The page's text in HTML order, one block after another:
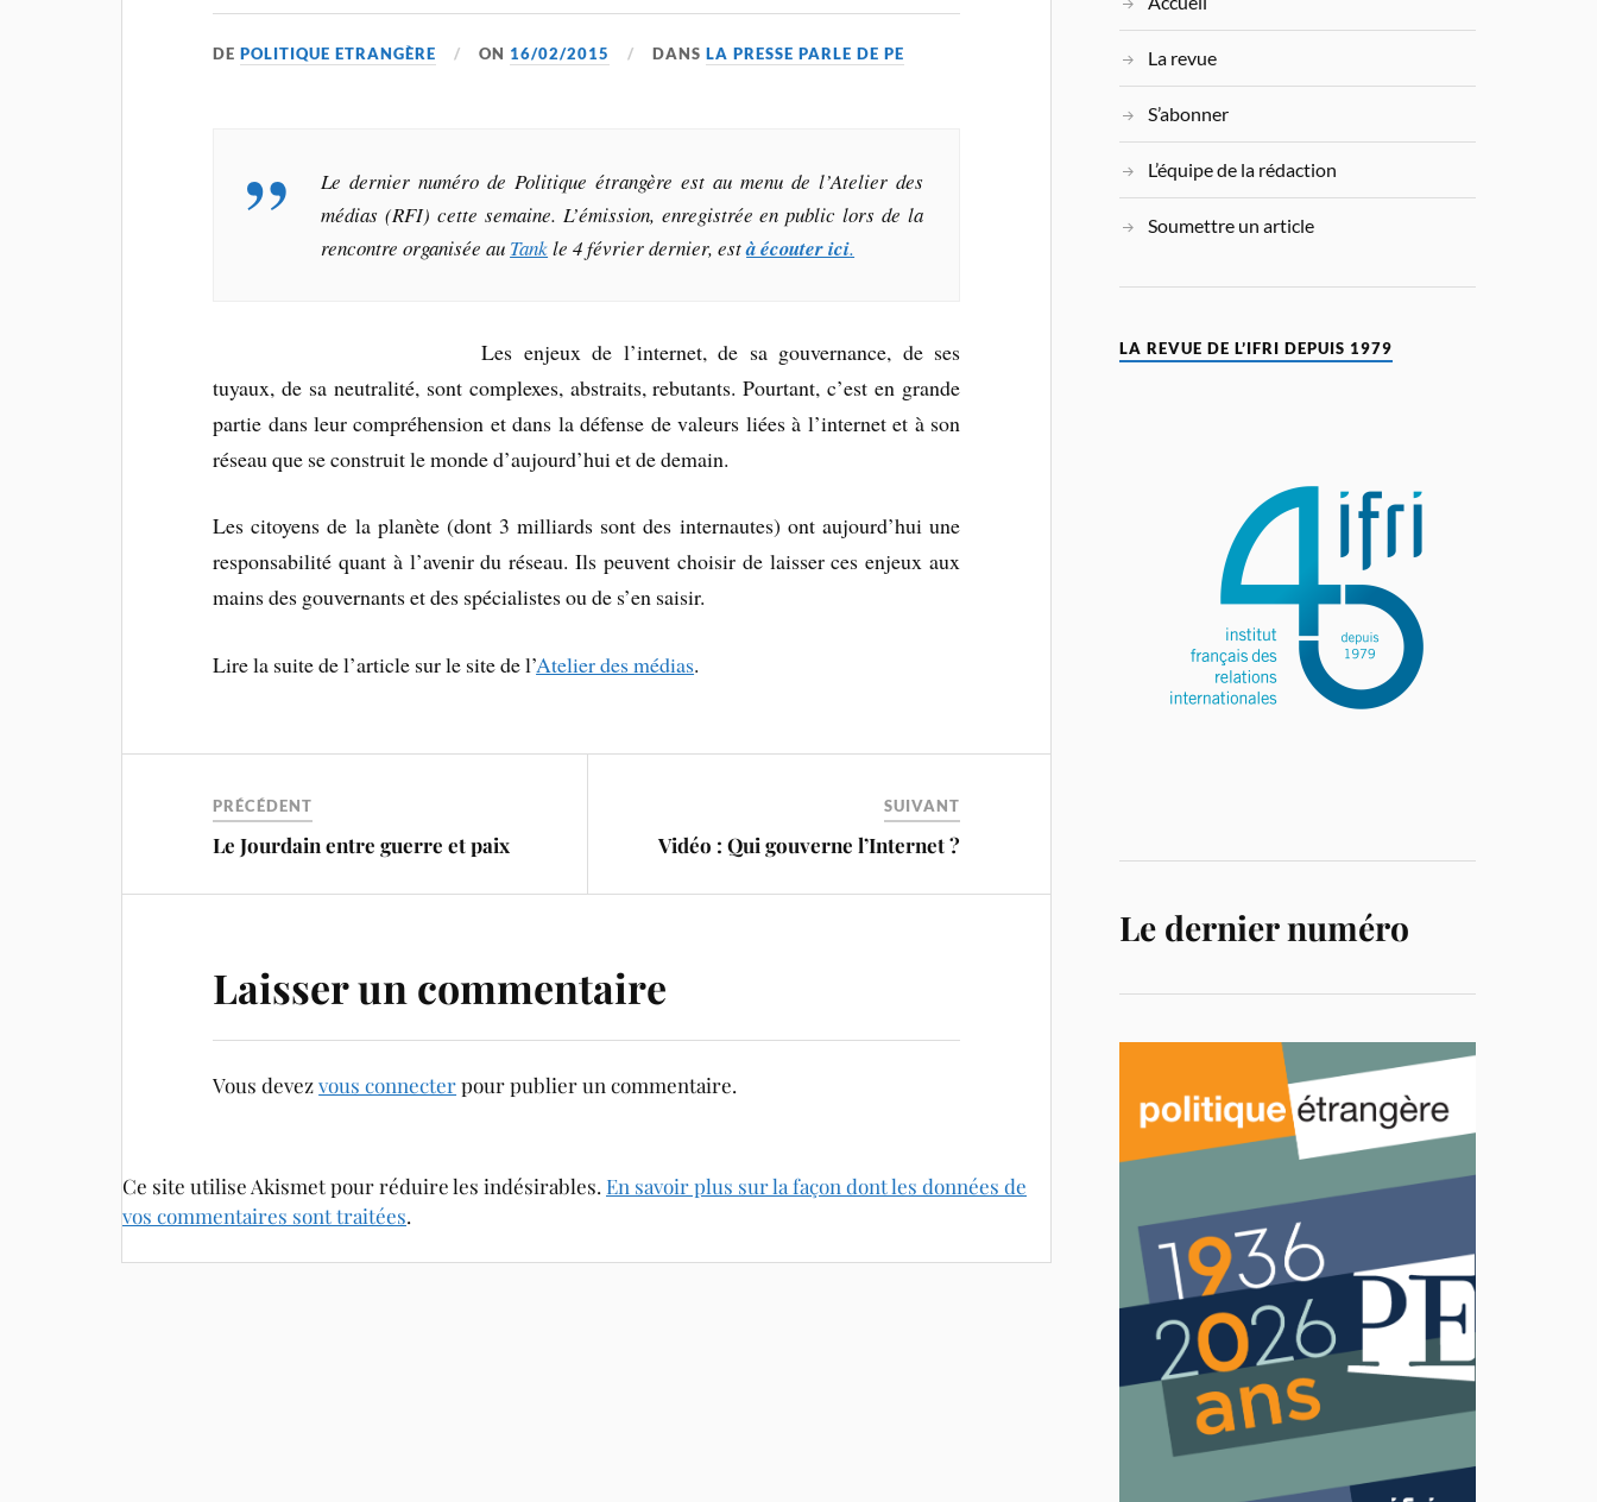
DEPOLITIQUE ETRANGÈRE ON 16/02/2015 DANSLA PRESSE PARLE DE PE
Le dernier numéro dePolitique étrangère est au menu de l’Atelier des
médias (RFI) cette semaine. L’émission, enregistrée en public lors de la
rencontre organisée au Tankle 4 février dernier, està écouter ici.
Les enjeux de l’internet, de sa gouvernance, de ses
tuyaux, de sa neutralité, sont complexes, abstraits, rebutants. Pourtant, c’est en grande
partie dans leur compréhension et dans la défense de valeurs liées à l’internet et à son
réseau que se construit le monde d’aujourd’hui et de demain.
Les citoyens de la planète (dont 3 milliards sont des internautes) ont aujourd’hui une
responsabilité quant à l’avenir du réseau. Ils peuvent choisir de laisser ces enjeux aux
mains des gouvernants et des spécialistes ou de s’en saisir.
Lire la suite de l’article sur le site de l’Atelier des médias.
PRÉCÉDENT
Le Jourdain entre guerre et paix
SUIVANT
Vidéo : Qui gouverne l’Internet ?
Laisser un commentaire
Vous devezvous connecterpour publier un commentaire.
Ce site utilise Akismet pour réduire les indésirables. En savoir plus sur la façon dont les données de
vos commentaires sont traitées.
La revue
S’abonner
L’équipe de la rédaction
Soumettre un article
LA REVUE DE L’IFRI DEPUIS 1979
Le dernier numéro